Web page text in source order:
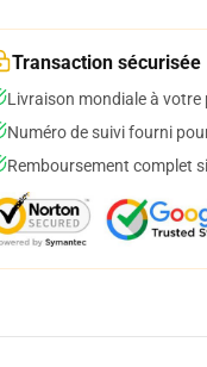
Transaction sécurisée
Livraison mondiale à votre
Numéro de suivi fourni
Remboursement complet